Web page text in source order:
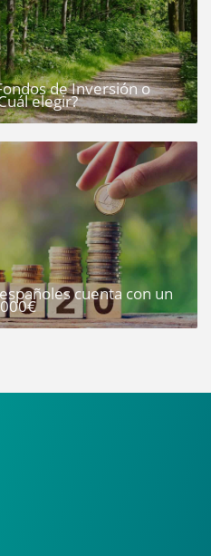
de Inversión o
elegir?
cuenta con un